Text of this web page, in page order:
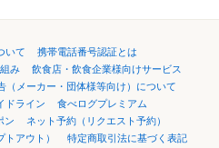
いて
携帯電話番号認証とは
み
飲食店・飲食企業様向けサービス
（メーカー・団体様等向け）について
ドライン
食べログプレミアム
ン
ネット予約（リクエスト予約）
アウト） 特定商取引法に基づく表記